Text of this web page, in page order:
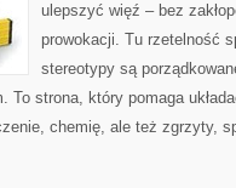
ulepszyć więź – bez
prowokacji. Tu rzetelność
stereotypy są
To strona, który pomaga
chemię, ale też zgrzyty,